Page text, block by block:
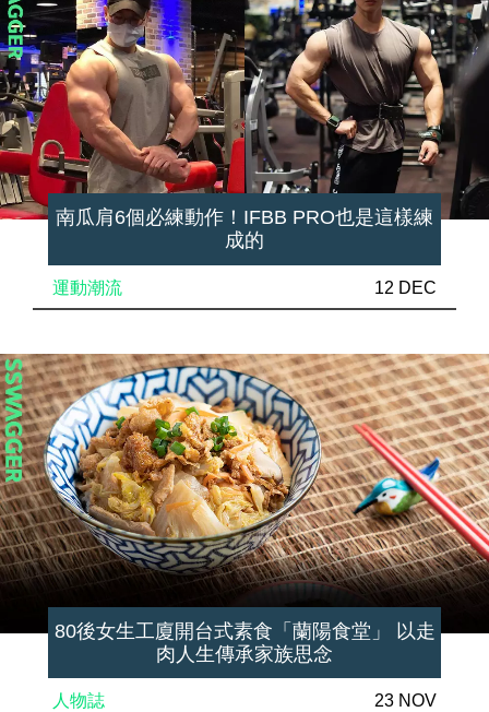
南瓜肩6個必練動作！IFBB PRO也是這樣練
成的
運動潮流 12 DEC
80後女生工廈開台式素食「蘭陽食堂」 以走
肉人生傳承家族思念
人物誌 23 NOV